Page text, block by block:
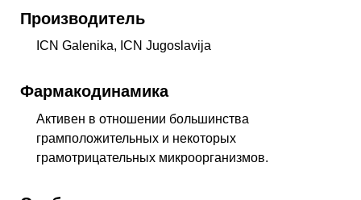
Производитель
ICN Galenika, ICN Jugoslavija
Фармакодинамика
Активен в отношении большинства
грамположительных и некоторых
грамотрицательных микроорганизмов.